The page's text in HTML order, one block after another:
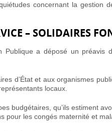
concernant la gestion
– SOLIDAIRES
Publique a déposé un
d’État et aux organismes
locaux.
budgétaires, qu’ils estiment
pour les congés maternité et